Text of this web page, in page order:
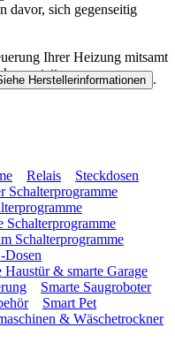
davor, sich gegenseitig
Ihrer Heizung mitsamt
vonstatten.
Herstellerinformationen .
Relais
Steckdosen
Schalterprogramme
Schalterprogramme
Schalterprogramme
Dosen
Haustür & smarte Garage
Smarte Saugroboter
Smart Pet
& Wäschetrockner